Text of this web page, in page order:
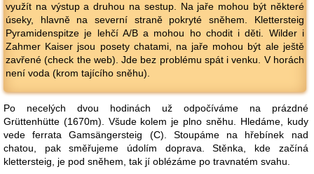
využít na výstup a druhou na sestup. Na jaře mohou být některé
úseky, hlavně na severní straně pokryté sněhem. Klettersteig
Pyramidenspitze je lehčí A/B a mohou ho chodit i děti. Wilder i
Zahmer Kaiser jsou posety chatami, na jaře mohou být ale ještě
zavřené (check the web). Jde bez problému spát i venku. V horách
není voda (krom tajícího sněhu).
Po necelých dvou hodinách už odpočíváme na prázdné
Grüttenhütte (1670m). Všude kolem je plno sněhu. Hledáme, kudy
vede ferrata Gamsängersteig (C). Stoupáme na hřebínek nad
chatou, pak směřujeme údolím doprava. Stěnka, kde začíná
klettersteig, je pod sněhem, tak jí oblézáme po travnatém svahu.